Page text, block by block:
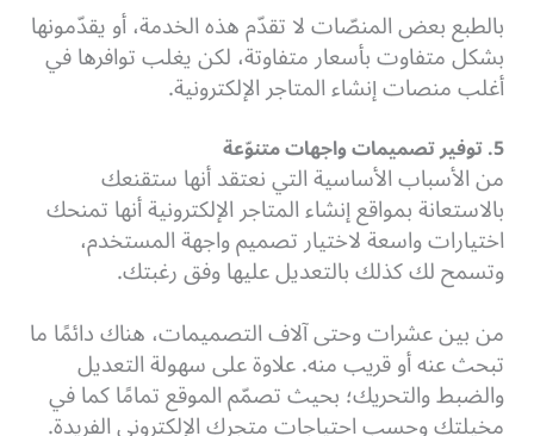
بالطبع بعض المنصّات لا تقدّم هذه الخدمة، أو يقدّمونها
بشكل متفاوت بأسعار متفاوتة، لكن يغلب توافرها في
أغلب منصات إنشاء المتاجر الإلكترونية.
5. توفير تصميمات واجهات متنوّعة
من الأسباب الأساسية التي نعتقد أنها ستقنعك
بالاستعانة بمواقع إنشاء المتاجر الإلكترونية أنها تمنحك
اختيارات واسعة لاختيار تصميم واجهة المستخدم،
وتسمح لك كذلك بالتعديل عليها وفق رغبتك.
من بين عشرات وحتى آلاف التصميمات، هناك دائمًا ما
تبحث عنه أو قريب منه. علاوة على سهولة التعديل
والضبط والتحريك؛ بحيث تصمّم الموقع تمامًا كما في
مخيلتك وحسب احتياجات متجرك الإلكتروني الفريدة.